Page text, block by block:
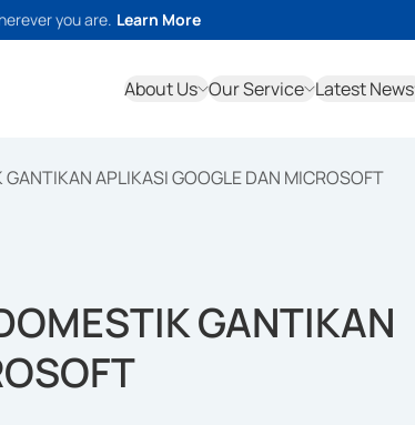
you are. Learn More
About Us Our Service Latest News
APLIKASI GOOGLE DAN MICROSOFT
GANTIKAN